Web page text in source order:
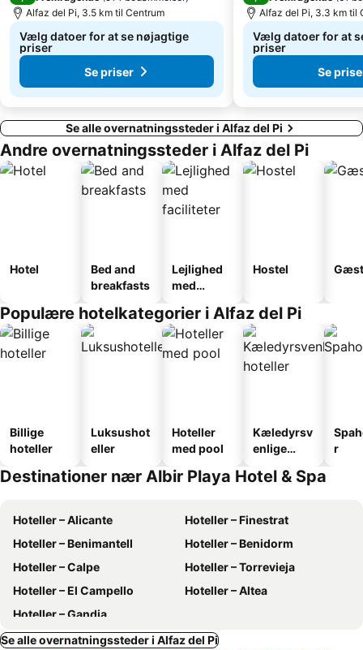
Benalúa
El Palmeral
Alfaz del Pi, 3.5 km til Centrum
Vælg datoer for at se nøjagtige
priser
Se priser
Alfaz del Pi, 3.3 km til
Vælg datoer for at
priser
Se
Se alle overnatningssteder i Alfaz del Pi
Andre overnatningssteder i Alfaz del Pi
Hotel
Bed and
breakfasts
Lejlighed
med
Hostel
Populære hotelkategorier i Alfaz del Pi
Billige
hoteller
Luksushot
eller
Hoteller
med pool
Kæledyrsv
enlige
r
Destinationer nær Albir Playa Hotel & Spa
Hoteller – Alicante
Hoteller – Finestrat
Hoteller – Benimantell
Hoteller – Benidorm
Hoteller – Calpe
Hoteller – Torrevieja
Hoteller – El Campello
Hoteller – Altea
Hoteller – Gandia
Se alle overnatningssteder i Alfaz del Pi